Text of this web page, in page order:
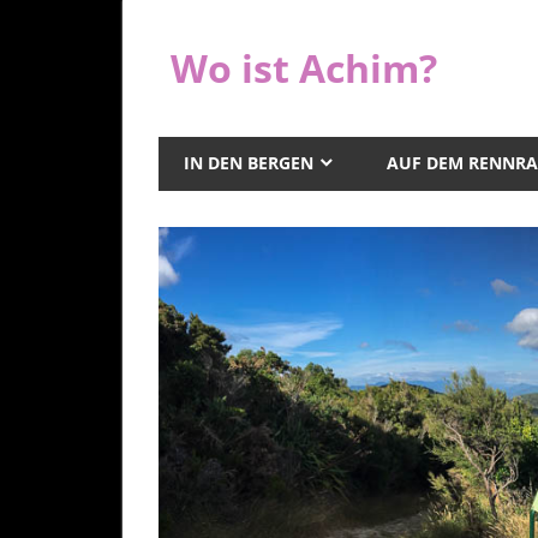
springenWo ist Achim?
IN DEN BERGEN AUF DEM